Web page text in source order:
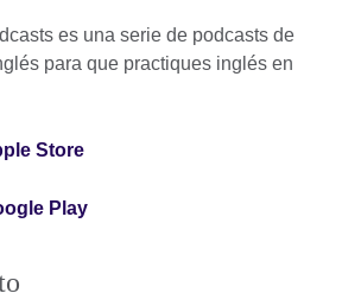
es una serie de podcasts de
para que practiques inglés en
Store
Play